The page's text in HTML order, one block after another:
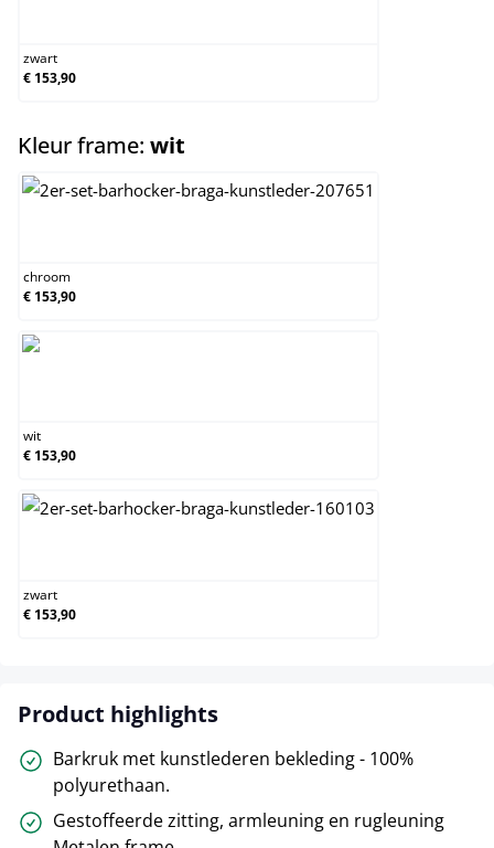
zwart
€ 153,90
Kleur frame: wit
chroom
€ 153,90
wit
€ 153,90
zwart
€ 153,90
Product highlights
Barkruk met kunstlederen bekleding - 100%
polyurethaan.
Gestoffeerde zitting, armleuning en rugleuning